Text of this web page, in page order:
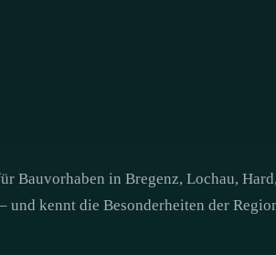
Bauvorhaben in Bregenz, Lochau,
kennt die Besonderheiten der